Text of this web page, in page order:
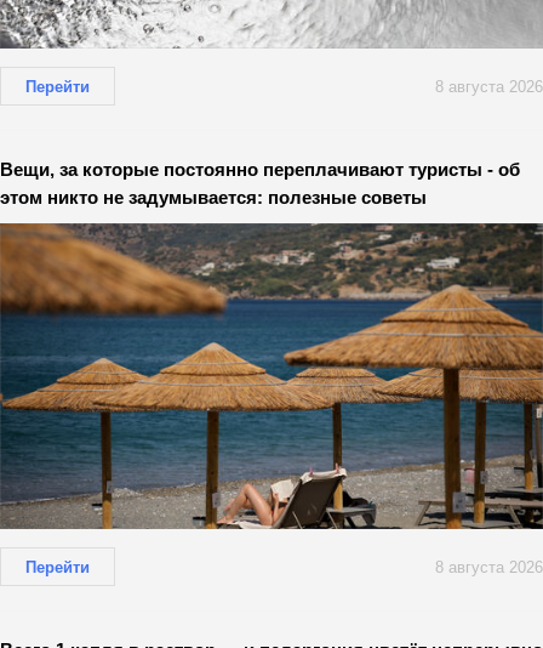
Перейти 8 августа 2026
Вещи, за которые постоянно переплачивают туристы - об
этом никто не задумывается: полезные советы
Перейти 8 августа 2026